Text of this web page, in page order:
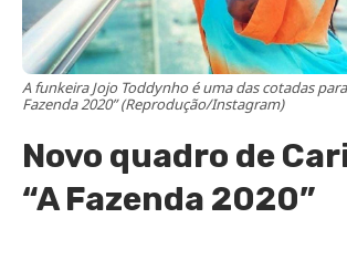
A funkeira Jojo Toddynho é uma das cotadas
Fazenda 2020” (Reprodução/Instagram)
Novo quadro de
“A Fazenda 2020”